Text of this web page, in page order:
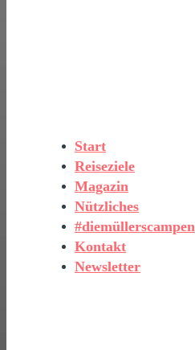
Start
Reiseziele
Magazin
Nützliches
#diemüllerscampen
Kontakt
Newsletter